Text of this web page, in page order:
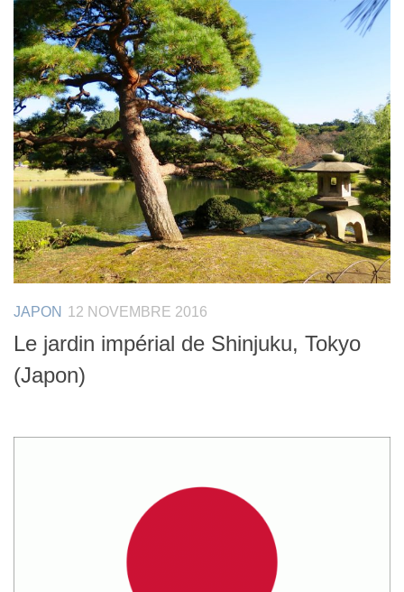
JAPON 12 NOVEMBRE 2016
Le jardin impérial de Shinjuku, Tokyo
(Japon)